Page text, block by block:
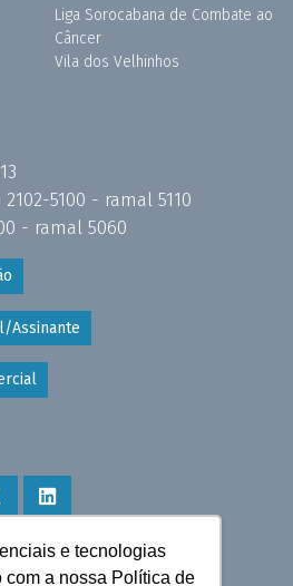
e tecnologias
a nossa Política de
Liga Sorocabana de Combate ao
Câncer
Vila dos Velhinhos
2102-5100 - ramal 5110
- ramal 5060
Assinante